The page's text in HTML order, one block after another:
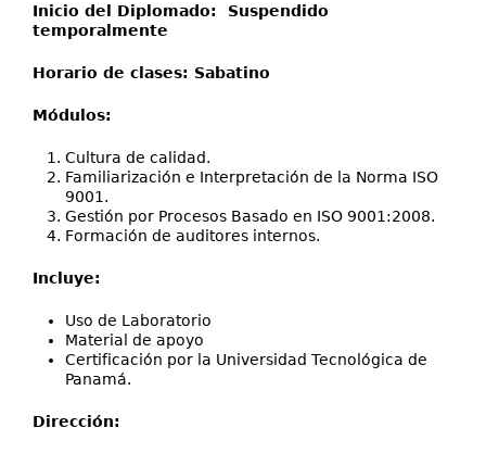
Inicio del Diplomado: Suspendido
temporalmente
Horario de clases: Sabatino
Módulos:
Cultura de calidad.
Familiarización e Interpretación de la Norma ISO
9001.
Gestión por Procesos Basado en ISO 9001:2008.
Formación de auditores internos.
Incluye:
Uso de Laboratorio
Material de apoyo
Certificación por la Universidad Tecnológica de
Panamá.
Dirección: